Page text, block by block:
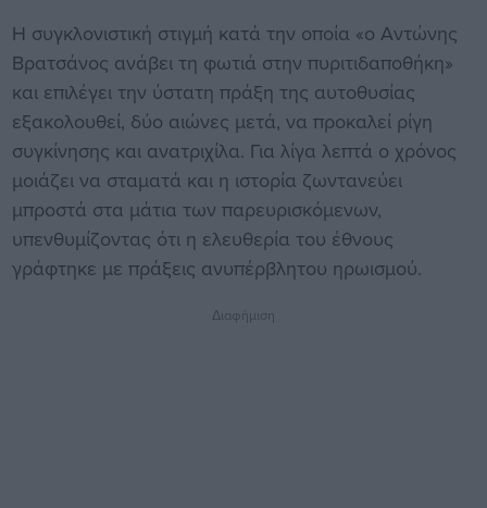
Η συγκλονιστική στιγμή κατά την οποία «ο Αντώνης
Βρατσάνος ανάβει τη φωτιά στην πυριτιδαποθήκη»
και επιλέγει την ύστατη πράξη της αυτοθυσίας
εξακολουθεί, δύο αιώνες μετά, να προκαλεί ρίγη
συγκίνησης και ανατριχίλα. Για λίγα λεπτά ο χρόνος
μοιάζει να σταματά και η ιστορία ζωντανεύει
μπροστά στα μάτια των παρευρισκόμενων,
υπενθυμίζοντας ότι η ελευθερία του έθνους
γράφτηκε με πράξεις ανυπέρβλητου ηρωισμού.
Διαφήμιση